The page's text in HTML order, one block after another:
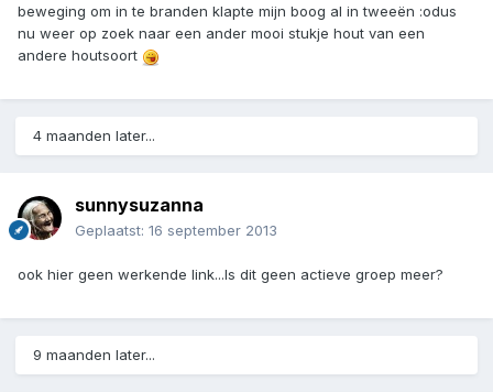
beweging om in te branden klapte mijn boog al in tweeën :odus
nu weer op zoek naar een ander mooi stukje hout van een
andere houtsoort
4 maanden later...
sunnysuzanna
Geplaatst: 16 september 2013
ook hier geen werkende link...Is dit geen actieve groep meer?
9 maanden later...